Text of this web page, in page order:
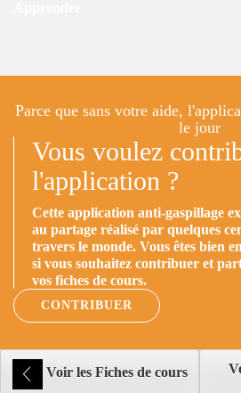
Parce que sans votre aide,
le jour
Vous voulez
l'application ?
Cette application anti-gaspillage
au partage réalisé par quelques
travers le monde. Vous êtes bien
si vous souhaitez contribuer et
vos fiches de cours.
CONTRIBUER